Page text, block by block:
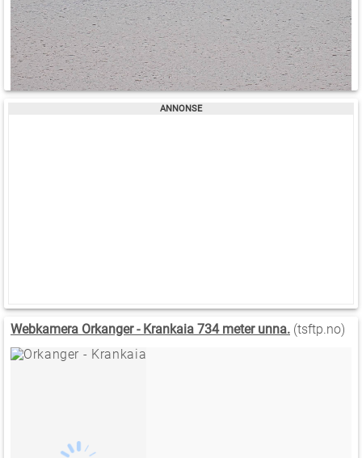
Webkamera Orkanger - Krankaia 734 meter unna. (tsftp.no)